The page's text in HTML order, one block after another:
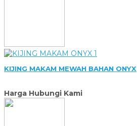
KIJING MAKAM MEWAH BAHAN ONYX
Harga Hubungi Kami